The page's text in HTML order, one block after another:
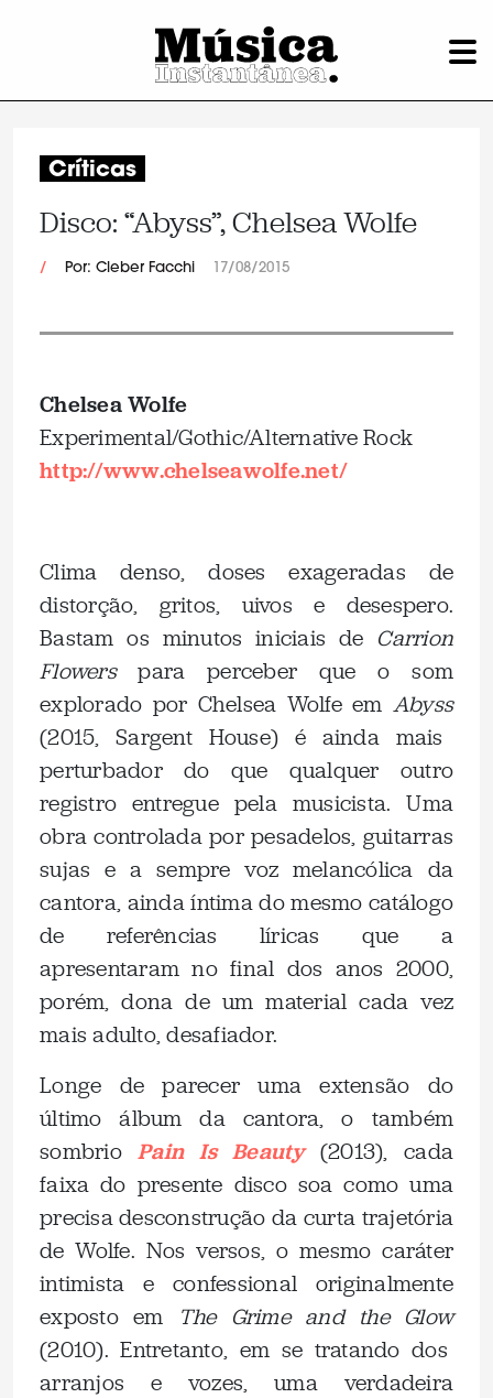
Críticas
Disco: “Abyss”, Chelsea Wolfe
/ Por: Cleber Facchi 17/08/2015
Chelsea Wolfe
Experimental/Gothic/Alternative Rock
http://www.chelseawolfe.net/
Clima denso, doses exageradas de
distorção, gritos, uivos e desespero.
Bastam os minutos iniciais de Carrion
Flowerspara perceber que o som
explorado por Chelsea Wolfe em Abyss
(2015, Sargent House) é ainda mais
perturbador do que qualquer outro
registro entregue pela musicista. Uma
obra controlada por pesadelos, guitarras
sujas e a sempre voz melancólica da
cantora, ainda íntima do mesmo catálogo
de referências líricas que a
apresentaram no final dos anos 2000,
porém, dona de um material cada vez
mais adulto, desafiador.
Longe de parecer uma extensão do
último álbum da cantora, o também
sombrioPain Is Beauty(2013), cada
faixa do presente disco soa como uma
precisa desconstrução da curta trajetória
de Wolfe. Nos versos, o mesmo caráter
intimista e confessional originalmente
exposto em
The Grime and the Glow
(2010). Entretanto, em se tratando dos
arranjos e vozes, uma verdadeira